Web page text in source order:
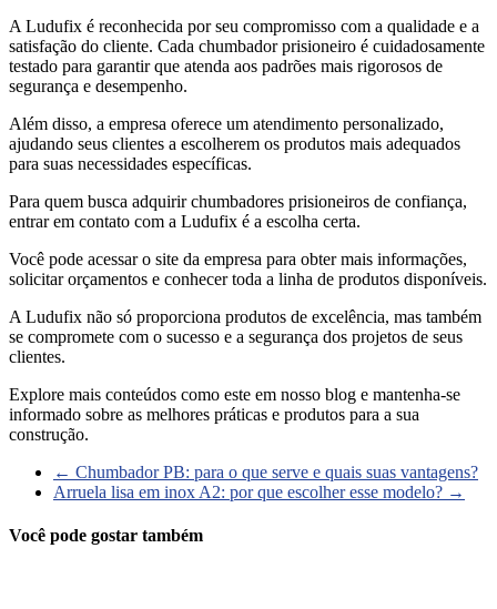
A Ludufix é reconhecida por seu compromisso com a qualidade e a
satisfação do cliente. Cada chumbador prisioneiro é cuidadosamente
testado para garantir que atenda aos padrões mais rigorosos de
segurança e desempenho.
Além disso, a empresa oferece um atendimento personalizado,
ajudando seus clientes a escolherem os produtos mais adequados
para suas necessidades específicas.
Para quem busca adquirir chumbadores prisioneiros de confiança,
entrar em contato com a Ludufix é a escolha certa.
Você pode acessar o site da empresa para obter mais informações,
solicitar orçamentos e conhecer toda a linha de produtos disponíveis.
A Ludufix não só proporciona produtos de excelência, mas também
se compromete com o sucesso e a segurança dos projetos de seus
clientes.
Explore mais conteúdos como este em nosso blog e mantenha-se
informado sobre as melhores práticas e produtos para a sua
construção.
← Chumbador PB: para o que serve e quais suas vantagens?
Arruela lisa em inox A2: por que escolher esse modelo? →
Você pode gostar também